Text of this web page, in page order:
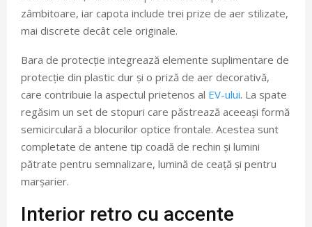
zâmbitoare, iar capota include trei prize de aer stilizate,
mai discrete decât cele originale.
Bara de protecție integrează elemente suplimentare de
protecție din plastic dur și o priză de aer decorativă,
care contribuie la aspectul prietenos al EV-ului. La spate
regăsim un set de stopuri care păstrează aceeași formă
semicirculară a blocurilor optice frontale. Acestea sunt
completate de antene tip coadă de rechin și lumini
pătrate pentru semnalizare, lumină de ceață și pentru
marșarier.
Interior retro cu accente